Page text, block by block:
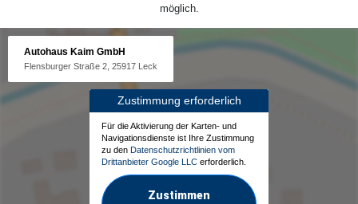
möglich.
Autohaus Kaim GmbH
Flensburger Straße 2, 25917 Leck
Zustimmung erforderlich
Für die Aktivierung der Karten- und
Navigationsdienste ist Ihre Zustimmung
zu den Datenschutzrichtlinien vom
Drittanbieter Google LLC erforderlich.
Zustimmen